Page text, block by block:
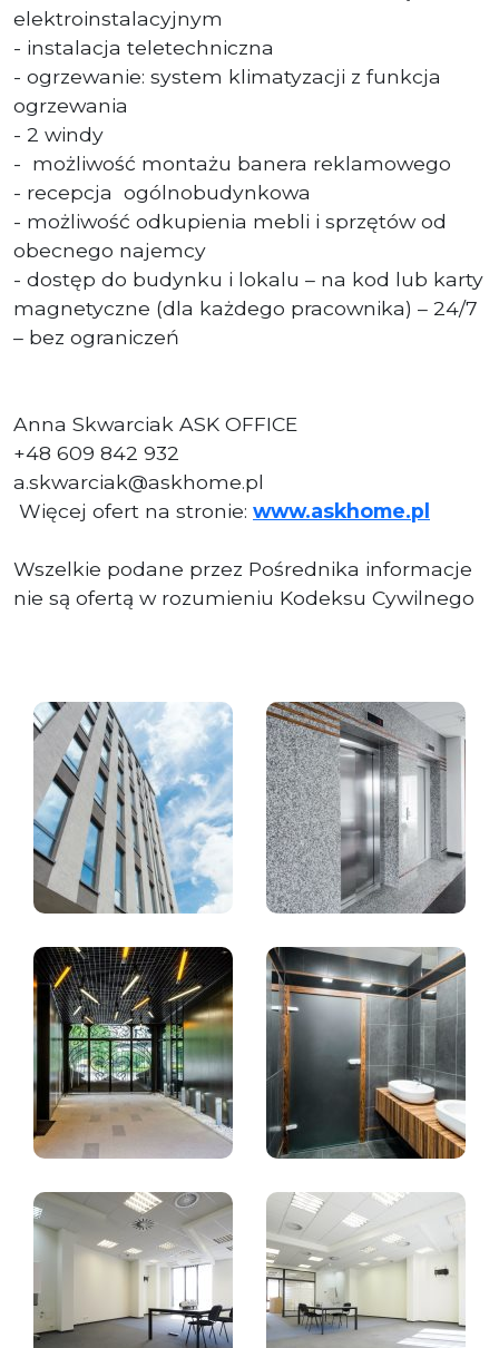
elektroinstalacyjnym
- instalacja teletechniczna
- ogrzewanie: system klimatyzacji z funkcja
ogrzewania
- 2 windy
- możliwość montażu banera reklamowego
- recepcja ogólnobudynkowa
- możliwość odkupienia mebli i sprzętów od
obecnego najemcy
- dostęp do budynku i lokalu – na kod lub karty
magnetyczne (dla każdego pracownika) – 24/7
– bez ograniczeń
Anna Skwarciak ASK OFFICE
+48 609 842 932
a.skwarciak@askhome.pl
Więcej ofert na stronie: www.askhome.pl
Wszelkie podane przez Pośrednika informacje
nie są ofertą w rozumieniu Kodeksu Cywilnego